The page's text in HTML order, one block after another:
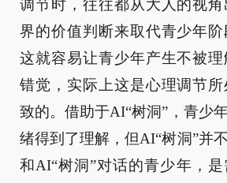
调节时，往往都从大人的视
界的价值判断来取代青少年阶
这就容易让青少年产生不被
错觉，实际上这是心理调节
致的。借助于AI“树洞”，青少
绪得到了理解，但AI“树洞”并
和AI“树洞”对话的青少年，